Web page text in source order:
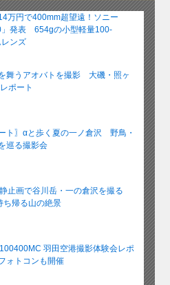
万円で400mm超望遠！ソニー
」発表 654gの小型軽量100-
ンズ
舞うアオバトを撮影 大磯・照ヶ
ポート
ト〗αと歩く夏の一ノ倉沢 野鳥・
巡る撮影会
止画で谷川岳・一の倉沢を撮る
ち帰る山の絶景
羽田空港撮影体験会レポ
ォトコンも開催